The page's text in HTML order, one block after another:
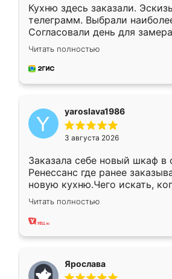
Кухню здесь заказали.
телеграмм. Выбрали
Согласовали день для
недели кухня была уже
довольны работой. Спасибо
мебель за качественную
Читать полностью
yaroslava1986
3 августа 2026
Заказала себе новый шкаф в
Ренессанс где ранее
новую кухню.Чего искать,
вполне довольна. Служит
два года, нареканий нет.
Читать полностью
Ярослава